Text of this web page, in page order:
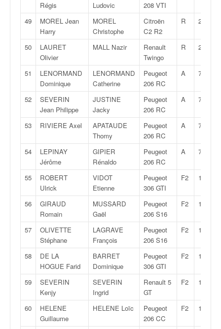
Régis
Ludovic
208 VTI
49
MOREL Jean
Harry
MOREL
Christophe
Citroën
C2 R2
R 2
50
LAURET
Olivier
MALL Nazir
Renault
Twingo
R 2
51
LENORMAND
Dominique
LENORMAND
Catherine
Peugeot
206 RC
A 7
52
SEVERIN
Jean Philippe
JUSTINE
Jacky
Peugeot
206 RC
A 7
53 RIVIERE Axel
APATAUDE
Thomy
Peugeot
206 RC
A 7
54
LEPINAY
Jérôme
GIPIER
Rénaldo
Peugeot
206 RC
A 7
55
ROBERT
Ulrick
VIDOT
Etienne
Peugeot
306 GTI
F2 14
56
GIRAUD
Romain
MUSSARD
Gaël
Peugeot
206 S16
F2 14
57
OLIVETTE
Stéphane
LAGRAVE
François
Peugeot
206 S16
F2 14
58
DE LA
HOGUE Farid
BARRET
Dominique
Peugeot
306 GTI
F2 14
59
SEVERIN
Kenjy
SEVERIN
Ingrid
Renault 5
GT
F2 14
60
HELENE
Guillaume
HELENE Loïc
Peugeot
206 CC
F2 14